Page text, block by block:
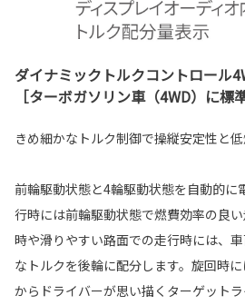
ダイナミックトルクコントロール
［ターボガソリン車（4WD）に標
きめ細かなトルク制御で操縦安定性と低
前輪駆動状態と4輪駆動状態を自動的に
行時には前輪駆動状態で燃費効率の良
時や滑りやすい路面での走行時には、
なトルクを後輪に配分します。旋回時
からドライバーが思い描くターゲット